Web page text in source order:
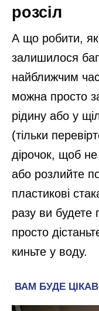
розсіл
А що робити,
залишилося
найближчим
можна просто
рідину або у
(тільки
дірочок, щоб
або розлийте
пластикові
разу ви будете
просто
киньте у воду.